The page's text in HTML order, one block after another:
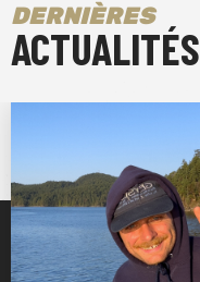
DERNIÈRES
ACTUALITÉS